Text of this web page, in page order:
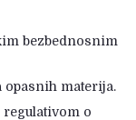
bezbednosnim
opasnih materija.
regulativom o